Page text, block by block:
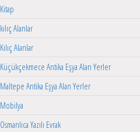
Kitap
kılıç Alanlar
Kılıç Alanlar
Küçükçekmece Antika Eşya Alan Yerler
Maltepe Antika Eşya Alan Yerler
Mobilya
Osmanlıca Yazılı Evrak